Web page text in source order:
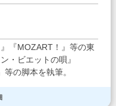
『MOZART！』等の東
・ビエットの唄』
等の脚本を執筆。